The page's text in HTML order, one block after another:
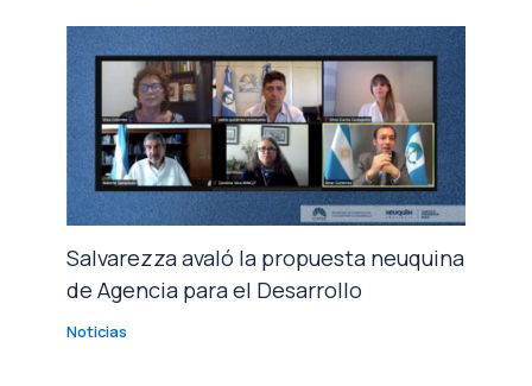
Salvarezza avaló la propuesta neuquina
de Agencia para el Desarrollo
Noticias